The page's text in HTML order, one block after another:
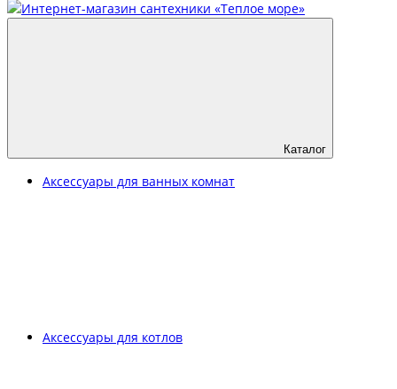
Каталог
Аксессуары для ванных комнат
Аксессуары для котлов